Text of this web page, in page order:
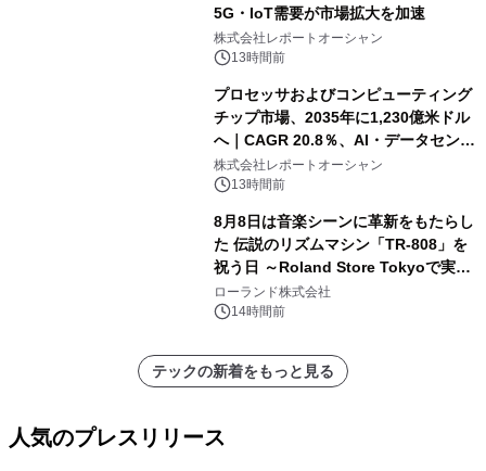
5G・IoT需要が市場拡大を加速
株式会社レポートオーシャン
13時間前
プロセッサおよびコンピューティング
チップ市場、2035年に1,230億米ドル
へ｜CAGR 20.8％、AI・データセンタ
ー需要が成長を牽引
株式会社レポートオーシャン
13時間前
8月8日は音楽シーンに革新をもたらし
た 伝説のリズムマシン「TR-808」を
祝う日 ～Roland Store Tokyoで実機
を展示しての 記念キャンペーンを開
催 英国ラジオ「NTS」の 特別プログ
アーティストを フィーチャーしたアニ
メーションを公開～
ローランド株式会社
14時間前
テックの新着をもっと見る
人気のプレスリリース